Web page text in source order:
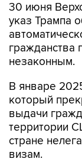
30 июня
указ Трампа
гражданства
незаконным.
В январе
который
выдачи
территории
стране
визам.